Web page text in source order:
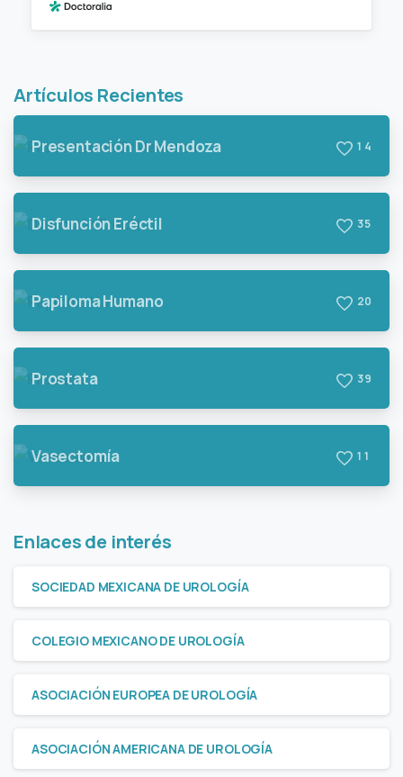
Artículos Recientes
Presentación Dr Mendoza 1 4
Disfunción Eréctil 35
Papiloma Humano 20
Prostata 39
Vasectomía 1 1
Enlaces de interés
SOCIEDAD MEXICANA DE UROLOGÍA
COLEGIO MEXICANO DE UROLOGÍA
ASOCIACIÓN EUROPEA DE UROLOGÍA
ASOCIACIÓN AMERICANA DE UROLOGÍA